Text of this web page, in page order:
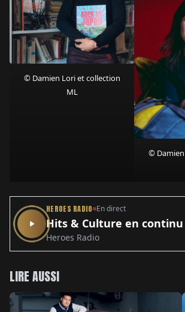
© Damien Lori et collection
ML
©
HEROES RADIO En direct
Hits & Culture en continu
Heroes Radio
LIRE AUSSI